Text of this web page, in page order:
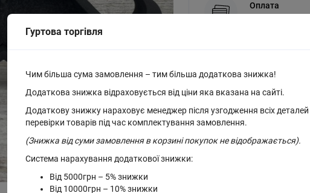
Оплата
Накладений
Обмін та
Доставка
Доставка по
Замовлення
Мінімальна
Гуртова торгівля
Чим більша сума замовлення – тим більша додаткова знижка!
Додаткова знижка відраховується від ціни яка вказана на сайті.
Додаткову знижку нараховує менеджер після узгодження всіх деталей
перевірки товарів під час комплектування замовлення.
(Знижка від суми замовлення в корзині покупок не відображається).
Система нарахування додаткової знижки:
Від 5000грн – 5% знижки
Від 10000грн – 10% знижки